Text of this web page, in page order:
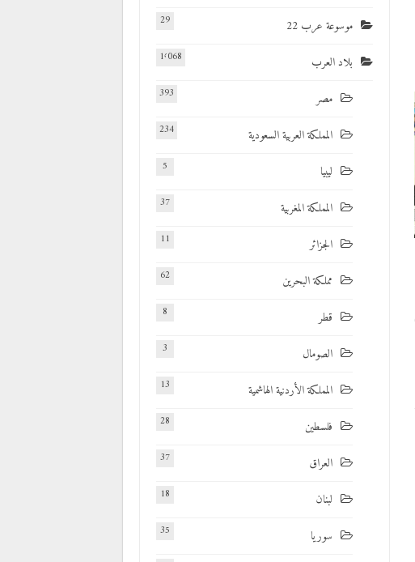
موسوعة عرب 22 29
بلاد العرب 1٬068
مصر 393
المملكة العربية السعودية 234
ليبيا 5
المملكة المغربية 37
الجزائر 11
مملكة البحرين 62
قطر 8
الصومال 3
المملكة الأردنية الهاشمية 13
فلسطين 28
العراق 37
لبنان 18
سوريا 35